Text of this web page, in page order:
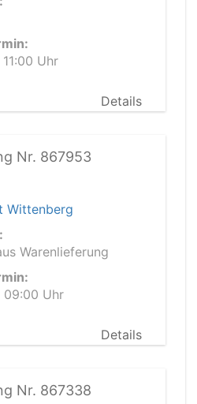
Uhr
Details
Nr. 867953
Wittenberg
Warenlieferung
Uhr
Details
Nr. 867338